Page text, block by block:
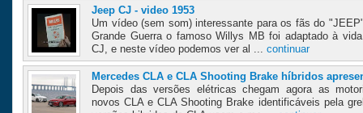
Jeep CJ - video 1953
Um vídeo (sem som) interessante para os fãs do
Grande Guerra o famoso Willys MB foi adaptado à
CJ, e neste vídeo podemos ver al ... continuar
Mercedes CLA e CLA Shooting Brake híbridos
Depois das versões elétricas chegam agora as
novos CLA e CLA Shooting Brake identificáveis pela